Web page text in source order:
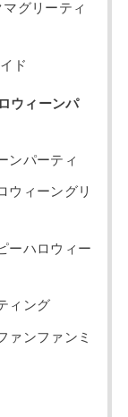
グリーティ
ド
ウィーンパ
ンパーティ
ウィーングリ
ーハロウィー
ィング
ァンファンミ